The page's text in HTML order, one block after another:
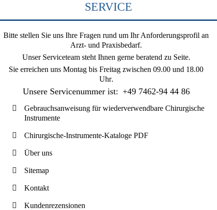
SERVICE
Bitte stellen Sie uns Ihre Fragen rund um Ihr Anforderungsprofil an
Arzt- und Praxisbedarf.
Unser Serviceteam steht Ihnen gerne beratend zu Seite.
Sie erreichen uns Montag bis Freitag zwischen 09.00 und 18.00
Uhr.
Unsere Servicenummer ist: +49 7462-94 44 86
Gebrauchsanweisung für wiederverwendbare Chirurgische
Instrumente
Chirurgische-Instrumente-Kataloge PDF
Über uns
Sitemap
Kontakt
Kundenrezensionen